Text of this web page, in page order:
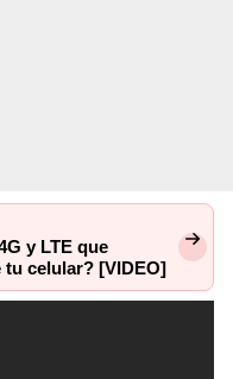
y LTE que
tu celular? [VIDEO]